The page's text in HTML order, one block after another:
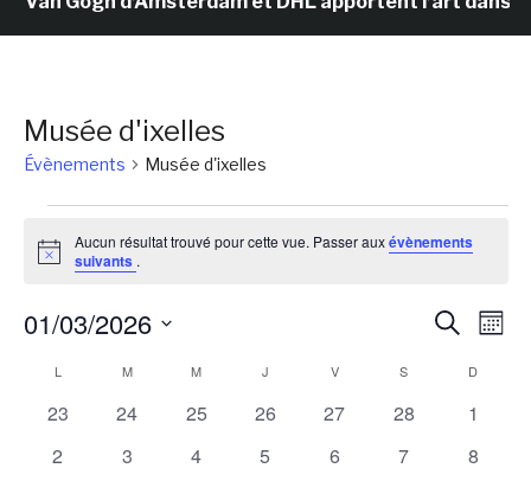
Musée d'ixelles
Évènements Musée d'ixelles
Notice
Aucun résultat trouvé pour cette vue. Passer auxévènements
suivants .
Mois
01/03/2026
date.
Calendrier
de
Évènements
LLUNDI MMARDI M MERCREDI
J VVENDREDIS D
0
23
0
24
0
25
0
26
0
27
0
28
0
1
0
2
0
3
0
4
0
5
0
6
0
7
0
8